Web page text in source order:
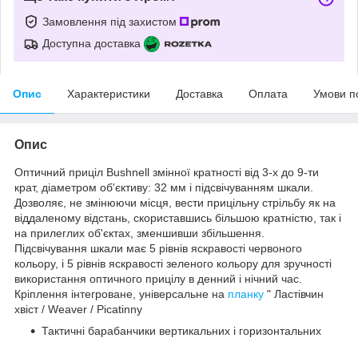
Замовлення під захистом
Доступна доставка
Опис Характеристики Доставка Оплата Умови
Опис
Оптичний приціл Bushnell змінної кратності від 3-х до 9-ти
крат, діаметром об'єктиву: 32 мм і підсвічуванням шкали.
Дозволяє, не змінюючи місця, вести прицільну стрільбу як на
віддаленому відстань, скориставшись більшою кратністю, так і
на прилеглих об'єктах, зменшивши збільшення.
Підсвічування шкали має 5 рівнів яскравості червоного
кольору, і 5 рівнів яскравості зеленого кольору для зручності
використання оптичного прицілу в денний і нічний час.
Кріплення інтегроване, універсальне на планку " Ластівчин
хвіст / Weaver / Picatinny
Тактичні барабанчики вертикальних і горизонтальних